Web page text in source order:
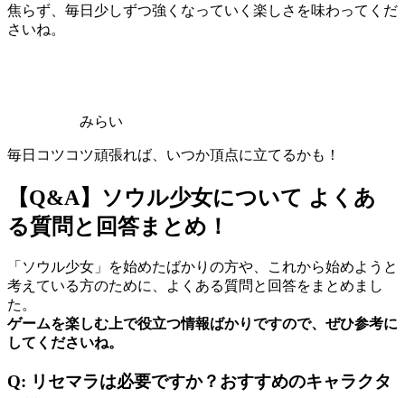
焦らず、毎日少しずつ強くなっていく楽しさを味わってくだ
さいね。
みらい
毎日コツコツ頑張れば、いつか頂点に立てるかも！
【Q&A】ソウル少女について よくあ
る質問と回答まとめ！
「ソウル少女」を始めたばかりの方や、これから始めようと
考えている方のために、よくある質問と回答をまとめまし
た。
ゲームを楽しむ上で役立つ情報ばかりですので、ぜひ参考に
してくださいね。
Q: リセマラは必要ですか？おすすめのキャラクタ